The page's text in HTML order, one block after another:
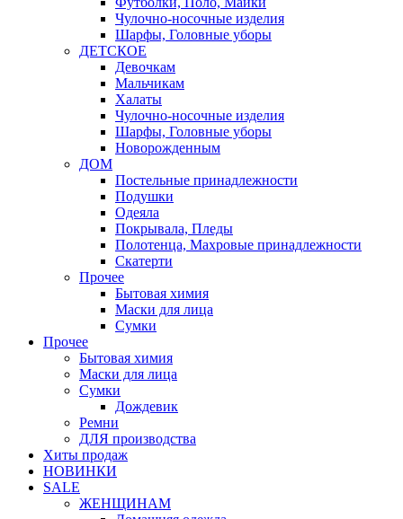
Чулочно-носочные изделия
Шарфы, Головные уборы
ДЕТСКОЕ
Девочкам
Мальчикам
Халаты
Чулочно-носочные изделия
Шарфы, Головные уборы
Новорожденным
ДОМ
Постельные принадлежности
Подушки
Одеяла
Покрывала, Пледы
Полотенца, Махровые принадлежности
Скатерти
Прочее
Бытовая химия
Маски для лица
Сумки
Прочее
Бытовая химия
Маски для лица
Сумки
Дождевик
Ремни
ДЛЯ производства
Хиты продаж
НОВИНКИ
SALE
ЖЕНЩИНАМ